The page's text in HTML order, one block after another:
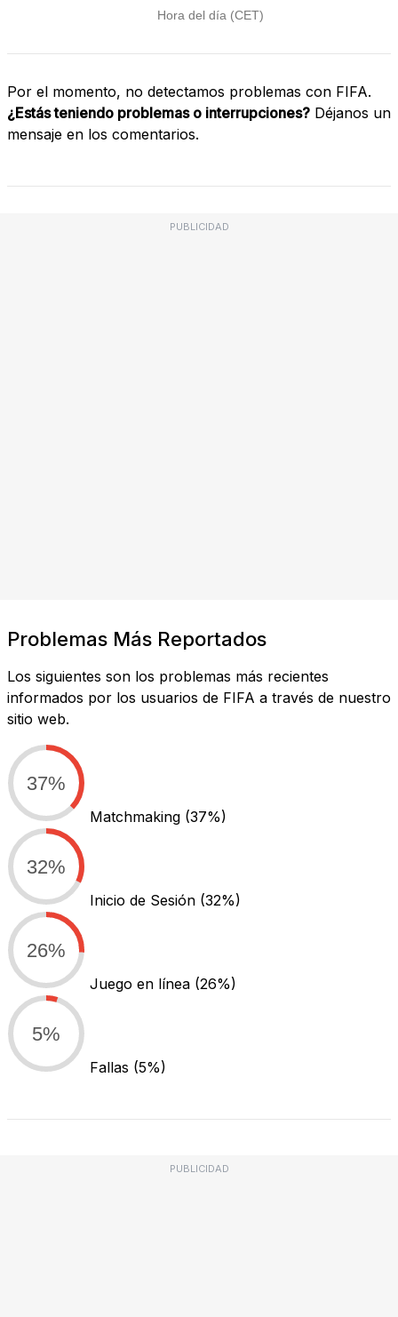
Por el momento, no detectamos problemas con FIFA.
¿Estás teniendo problemas o interrupciones? Déjanos un
mensaje en los comentarios.
PUBLICIDAD
Problemas Más Reportados
Los siguientes son los problemas más recientes
informados por los usuarios de FIFA a través de nuestro
sitio web.
37%
Matchmaking (37%)
32%
Inicio de Sesión (32%)
26%
Juego en línea (26%)
5%
Fallas (5%)
PUBLICIDAD